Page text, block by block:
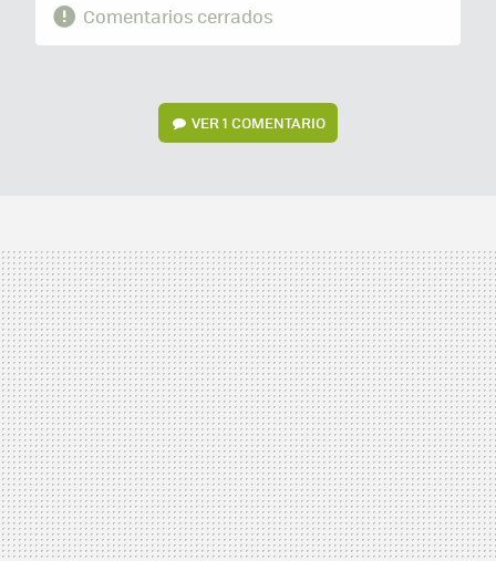
Comentarios cerrados
VER1 COMENTARIO